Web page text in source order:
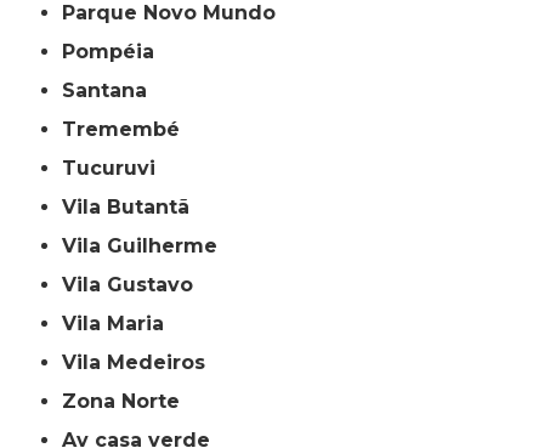
Parque Novo Mundo
Pompéia
Santana
Tremembé
Tucuruvi
Vila Butantã
Vila Guilherme
Vila Gustavo
Vila Maria
Vila Medeiros
Zona Norte
av casa verde